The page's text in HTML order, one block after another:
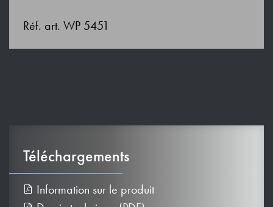
Réf. art. WP 5451
Téléchargements
Information sur le produit